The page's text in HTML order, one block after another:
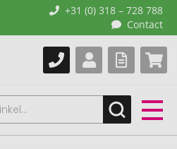
+31 (0) 318 – 728 788
Contact